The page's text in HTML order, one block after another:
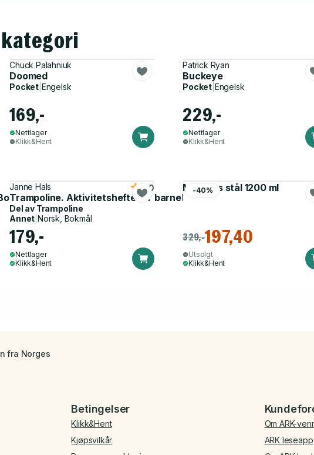
Chuck Palahniuk
Doomed
Pocket| Engelsk
169,-
Nettlager
Klikk&Hent
Patrick Ryan
Buckeye
Pocket Engelsk
229,-
Nettlager
Klikk&Hent
Janne Hals
Trampoline. Aktivitetshefte for barnehagen
5.0
Del av Trampoline
Annet Norsk, Bokmål
179,-
Nettlager
Klikk&Hent
-40%
Matboks stål 1200 ml
329,-197,40
Utsolgt
Klikk&Hent
fra Norges
Betingelser
Klikk&Hent
Kjøpsvilkår
Om ARK-
ARK leseapp